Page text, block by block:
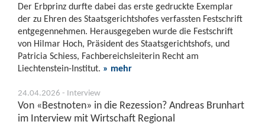
Der Erbprinz durfte dabei das erste gedruckte Exemplar
der zu Ehren des Staatsgerichtshofes verfassten Festschrift
entgegennehmen. Herausgegeben wurde die Festschrift
von Hilmar Hoch, Präsident des Staatsgerichtshofs, und
Patricia Schiess, Fachbereichsleiterin Recht am
Liechtenstein-Institut. » mehr
24.04.2026 - Interview
Von «Bestnoten» in die Rezession? Andreas Brunhart
im Interview mit Wirtschaft Regional